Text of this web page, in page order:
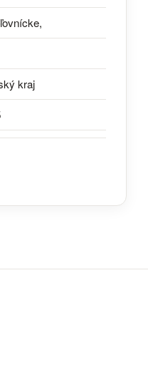
kraj